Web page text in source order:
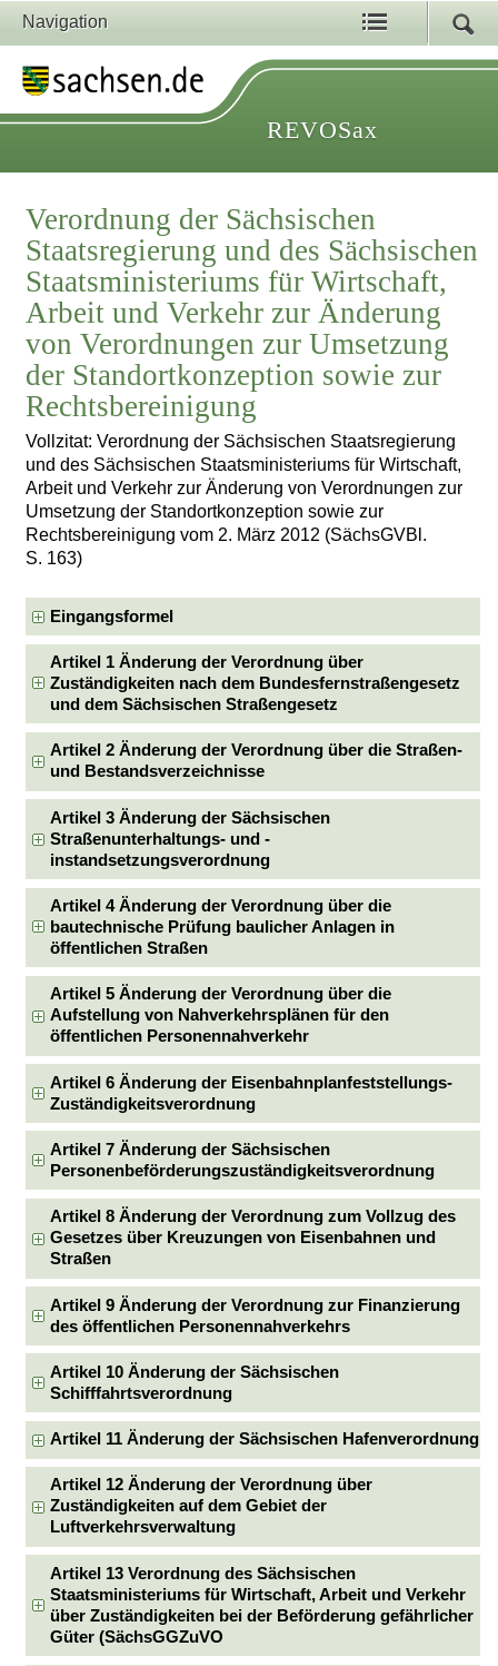
Navigation
REVOSax
Verordnung der Sächsischen
Staatsregierung und des Sächsischen
Staatsministeriums für Wirtschaft,
Arbeit und Verkehr zur Änderung
von Verordnungen zur Umsetzung
der Standortkonzeption sowie zur
Rechtsbereinigung
Vollzitat: Verordnung der Sächsischen Staatsregierung
und des Sächsischen Staatsministeriums für Wirtschaft,
Arbeit und Verkehr zur Änderung von Verordnungen zur
Umsetzung der Standortkonzeption sowie zur
Rechtsbereinigung vom 2. März 2012 (SächsGVBl.
S. 163)
Eingangsformel
Artikel 1 Änderung der Verordnung über
Zuständigkeiten nach dem Bundesfernstraßengesetz
und dem Sächsischen Straßengesetz
Artikel 2 Änderung der Verordnung über die Straßen-
und Bestandsverzeichnisse
Artikel 3 Änderung der Sächsischen
Straßenunterhaltungs- und -
instandsetzungsverordnung
Artikel 4 Änderung der Verordnung über die
bautechnische Prüfung baulicher Anlagen in
öffentlichen Straßen
Artikel 5 Änderung der Verordnung über die
Aufstellung von Nahverkehrsplänen für den
öffentlichen Personennahverkehr
Artikel 6 Änderung der Eisenbahnplanfeststellungs-
Zuständigkeitsverordnung
Artikel 7 Änderung der Sächsischen
Personenbeförderungszuständigkeitsverordnung
Artikel 8 Änderung der Verordnung zum Vollzug des
Gesetzes über Kreuzungen von Eisenbahnen und
Straßen
Artikel 9 Änderung der Verordnung zur Finanzierung
des öffentlichen Personennahverkehrs
Artikel 10 Änderung der Sächsischen
Schifffahrtsverordnung
Artikel 11 Änderung der Sächsischen Hafenverordnung
Artikel 12 Änderung der Verordnung über
Zuständigkeiten auf dem Gebiet der
Luftverkehrsverwaltung
Artikel 13 Verordnung des Sächsischen
Staatsministeriums für Wirtschaft, Arbeit und Verkehr
über Zuständigkeiten bei der Beförderung gefährlicher
Güter (SächsGGZuVO